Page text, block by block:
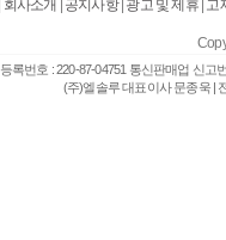
회사소개 공지사항| 광고 및 제휴| 고
록번호 : 220-87-04751 통신판매업 신고
(주)엘솔루 대표이사 문종욱 |